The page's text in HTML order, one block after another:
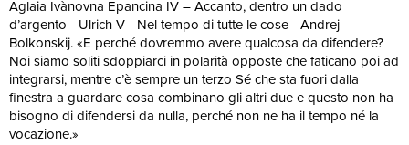
Aglaia Ivànovna Epancina IV – Accanto, dentro un dado
d’argento - Ulrich V - Nel tempo di tutte le cose - Andrej
Bolkonskij. «E perché dovremmo avere qualcosa da difendere?
Noi siamo soliti sdoppiarci in polarità opposte che faticano poi ad
integrarsi, mentre c’è sempre un terzo Sé che sta fuori dalla
finestra a guardare cosa combinano gli altri due e questo non ha
bisogno di difendersi da nulla, perché non ne ha il tempo né la
vocazione.»